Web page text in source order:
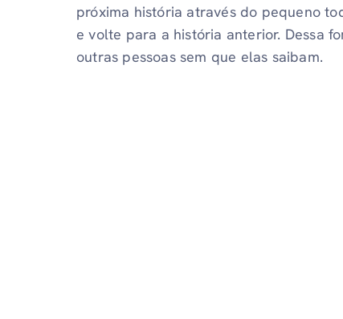
próxima história através do pequeno
e volte para a história anterior. Dessa
outras pessoas sem que elas saibam.